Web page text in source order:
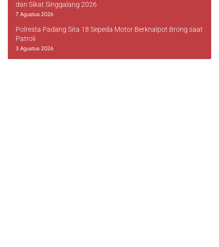
dan Sikat Singgalang 2026
7 Agustus 2026
Polresta Padang Sita 18 Sepeda Motor Berknalpot Brong saat
Patroli
3 Agustus 2026